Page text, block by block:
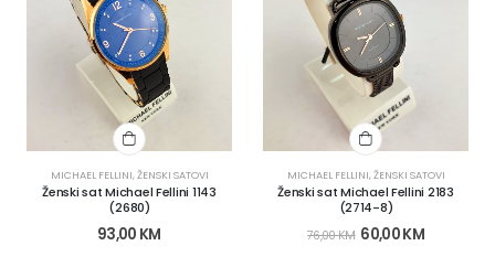
MICHAEL FELLINI,ŽENSKI SATOVI
Ženski sat Michael Fellini 1143
(2680)
93,00 KM
MICHAEL FELLINI,ŽENSKI SATOVI
Ženski sat Michael Fellini 2183
(2714-8)
76,00KM 60,00KM